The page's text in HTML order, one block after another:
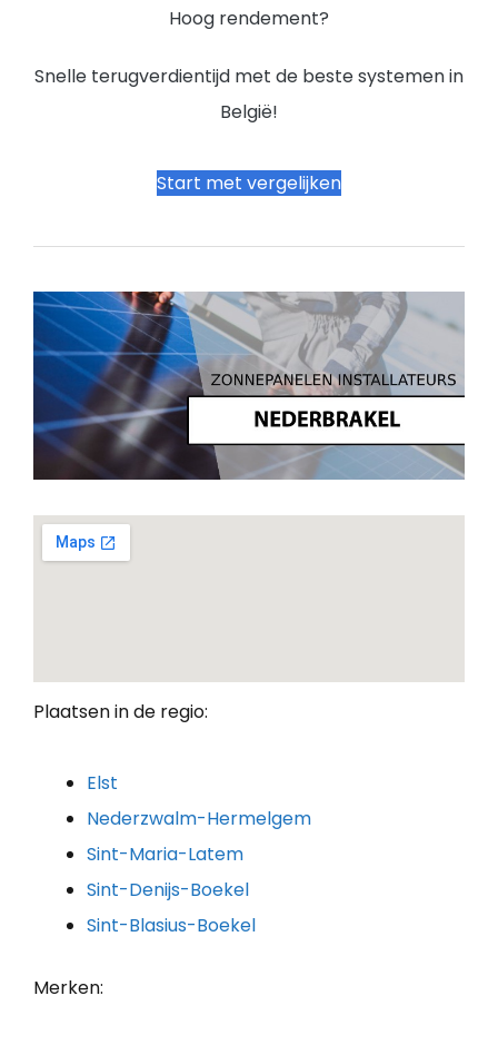
Hoog rendement?
Snelle terugverdientijd met de beste systemen in
België!
Start met vergelijken
Plaatsen in de regio:
Elst
Nederzwalm-Hermelgem
Sint-Maria-Latem
Sint-Denijs-Boekel
Sint-Blasius-Boekel
Merken: